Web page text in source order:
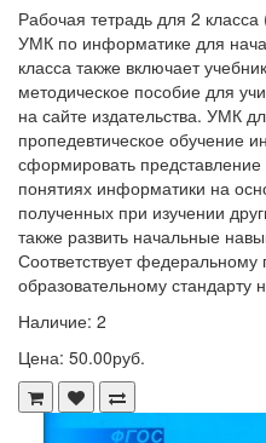
Рабочая тетрадь для 2 класса
УМК по информатике для
класса также включает
методическое пособие для
на сайте издательства. УМК
пропедевтическое обучение
сформировать
понятиях информатики на
полученных при изучении
также развить начальные
Соответствует федеральному
образовательному стандарту
Наличие: 2
Цена: 50.00руб.